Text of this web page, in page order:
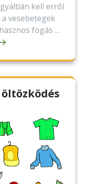
kell erről
vesebetegek
fogás ...